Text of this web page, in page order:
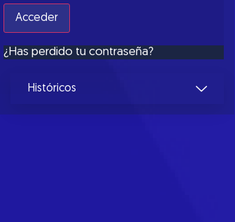
¿Has perdido tu contraseña?
Históricos